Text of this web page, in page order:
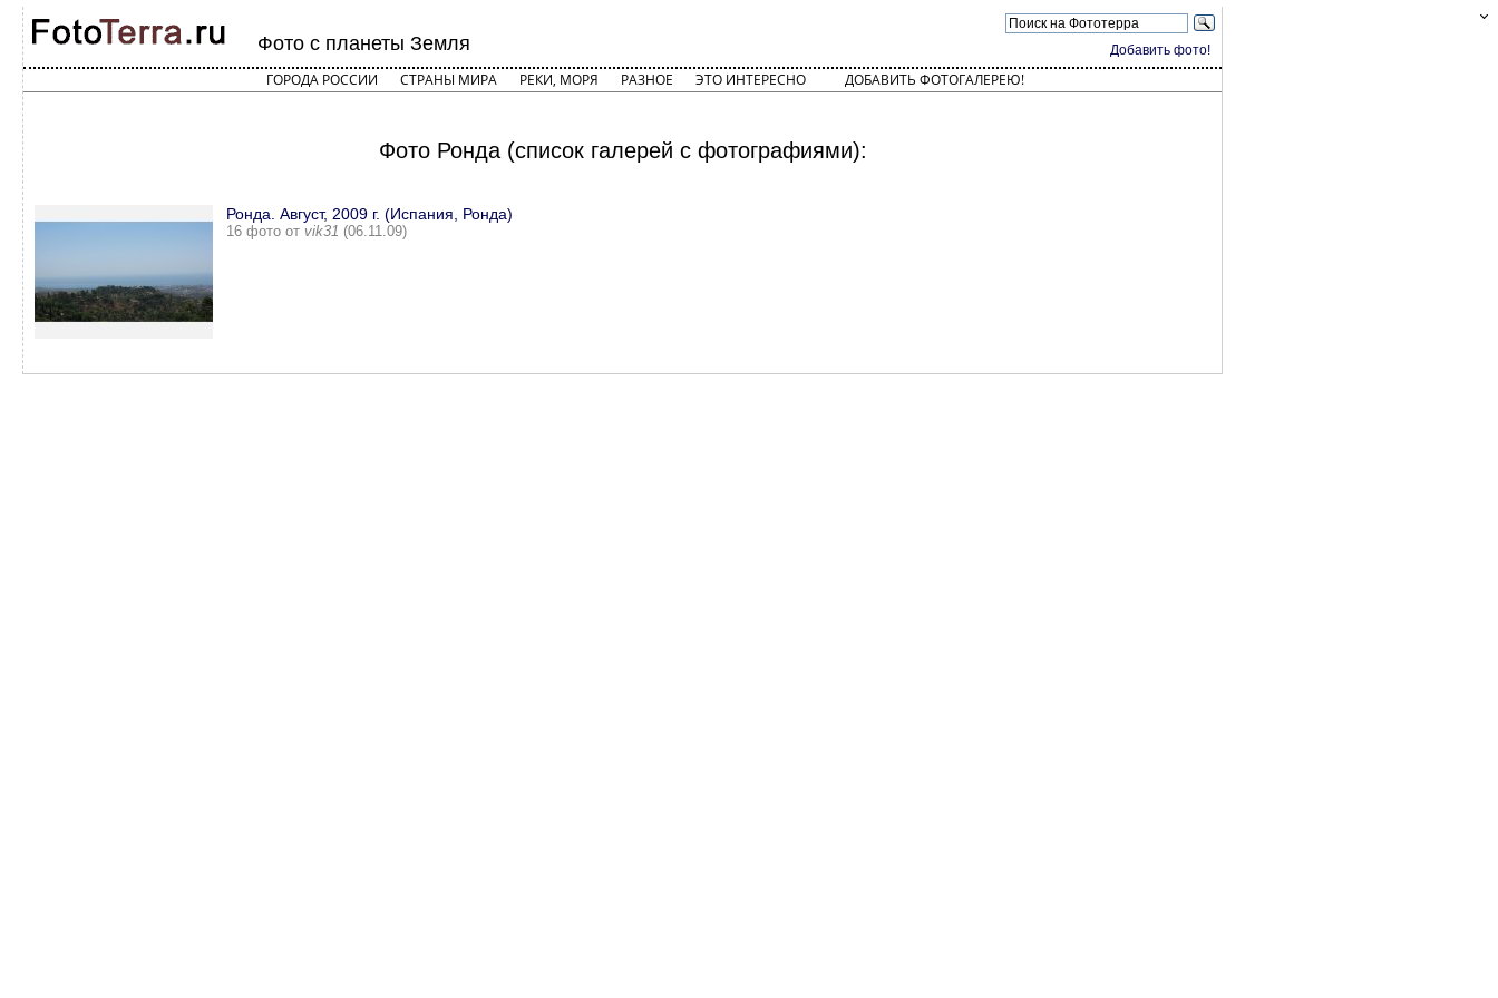
Добавить фото!
Фото с планеты Земля
ГОРОДА РОССИИ СТРАНЫ МИРА РЕКИ, МОРЯ РАЗНОЕ ЭТО ИНТЕРЕСНО ДОБАВИТЬ ФОТОГАЛЕРЕЮ!
Фото Ронда (список галерей с фотографиями):
Ронда. Август, 2009 г. (Испания, Ронда)
16 фото от vik31 (06.11.09)